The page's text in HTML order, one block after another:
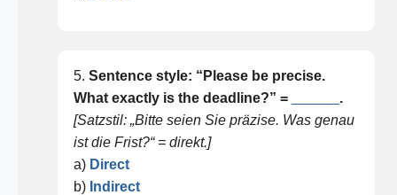
5. Sentence style: “Please be precise.
What exactly is the deadline?” =
.
[Satzstil: „Bitte seien Sie präzise. Was genau
ist die Frist?“ = direkt.]
a) Direct
b) Indirect